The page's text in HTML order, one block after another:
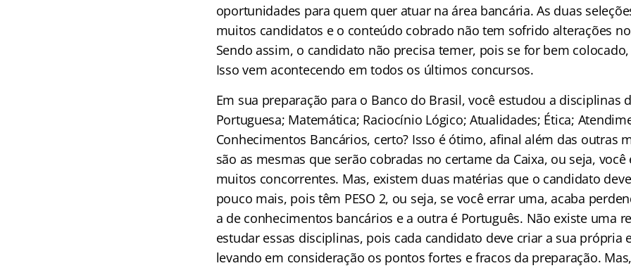
oportunidades para quem quer atuar na área bancária. As duas
muitos candidatos e o conteúdo cobrado não tem sofrido alterações
Sendo assim, o candidato não precisa temer, pois se for bem
Isso vem acontecendo em todos os últimos concursos.
Em sua preparação para o Banco do Brasil, você estudou a disciplinas
Portuguesa; Matemática; Raciocínio Lógico; Atualidades; Ética;
Conhecimentos Bancários, certo? Isso é ótimo, afinal além das outras
são as mesmas que serão cobradas no certame da Caixa, ou seja,
muitos concorrentes. Mas, existem duas matérias que o candidato
pouco mais, pois têm PESO 2, ou seja, se você errar uma, acaba
a de conhecimentos bancários e a outra é Português. Não existe uma
estudar essas disciplinas, pois cada candidato deve criar a sua própria
levando em consideração os pontos fortes e fracos da preparação.